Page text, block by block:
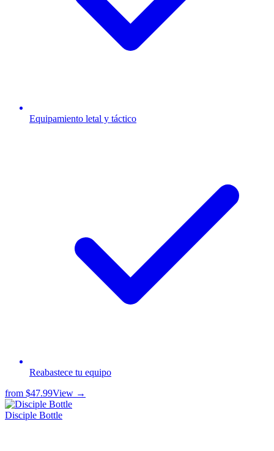
Equipamiento letal y táctico
Reabastece tu equipo
from $47.99View →
Disciple Bottle